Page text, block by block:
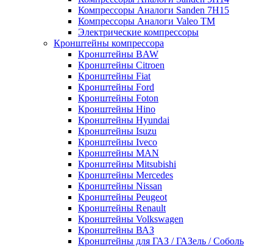
Компрессоры Аналоги Sanden 7H15
Компрессоры Аналоги Valeo ТМ
Электрические компрессоры
Кронштейны компрессора
Кронштейны BAW
Кронштейны Citroen
Кронштейны Fiat
Кронштейны Ford
Кронштейны Foton
Кронштейны Hino
Кронштейны Hyundai
Кронштейны Isuzu
Кронштейны Iveco
Кронштейны MAN
Кронштейны Mitsubishi
Кронштейны Mеrcedes
Кронштейны Nissan
Кронштейны Peugeot
Кронштейны Renault
Кронштейны Volkswagen
Кронштейны ВАЗ
Кронштейны для ГАЗ / ГАЗель / Соболь